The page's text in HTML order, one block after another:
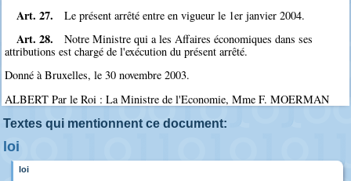
Art. 27. Le présent arrêté entre en vigueur le 1er janvier 2004.
Art. 28.
Notre Ministre qui a les Affaires économiques dans ses
attributions est chargé de l'exécution du présent arrêté.
Donné à Bruxelles, le 30 novembre 2003.
ALBERT Par le Roi : La Ministre de l'Economie, Mme F. MOERMAN
Textes qui mentionnent ce document:
loi
loi